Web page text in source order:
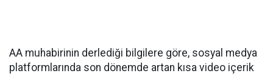
AA muhabirinin derlediği bilgilere göre, sosyal medya
platformlarında son dönemde artan kısa video içerik